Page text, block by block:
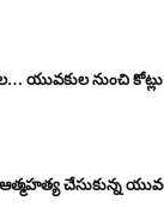
నుంచి కోట్లు
ఆత్మహత్య చేసుకున్న